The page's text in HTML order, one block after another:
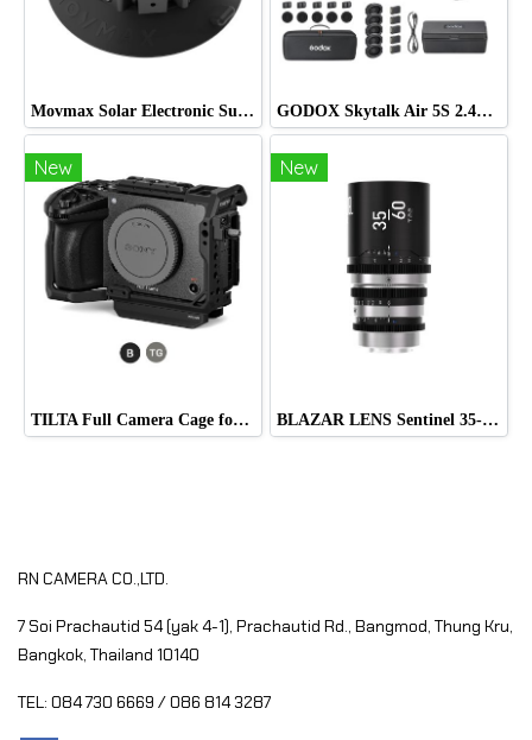
Movmax Solar Electronic Suction Cup Multi-Interface Expansion Edition GODOX Skytalk Air 5S 2.4G Full-Duplex Wireless Intercom System
New
TILTA Full Camera Cage for Sony FX5
New
BLAZAR LENS Sentinel 35-60mm T2.2-T2.8 Full-Frame 1.33x Anamorphic Zoom Lens (Sony E)
RN CAMERA CO.,LTD.
7 Soi Prachautid 54 (yak 4-1), Prachautid Rd., Bangmod, Thung Kru,
Bangkok, Thailand 10140
TEL: 084 730 6669 / 086 814 3287